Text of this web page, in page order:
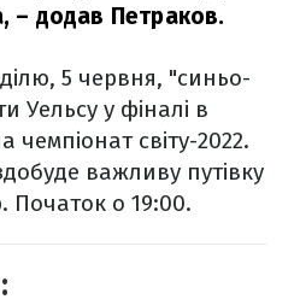
– додав Петраков.
5 червня, "синьо-
Уельсу у фіналі в
світу-2022.
важливу путівку
Початок о 19:00.